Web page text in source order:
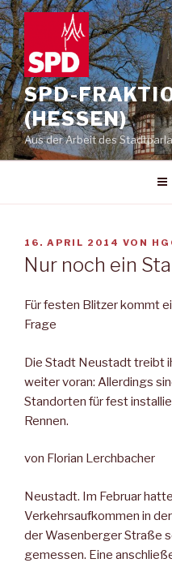
Zum
Inhalt
springen
SPD-
(HESSEN)
Aus der Arbeit des
VERÖFFENTLICHT
AM
16. APRIL 2014 VON
Nur noch ein
Für festen Blitzer kommt
Frage
Die Stadt Neustadt treibt
weiter voran: Allerdings
Standorten für fest
Rennen.
von Florian Lerchbacher
Neustadt. Im Februar
Verkehrsaufkommen in
der Wasenberger Straße
gemessen. Eine